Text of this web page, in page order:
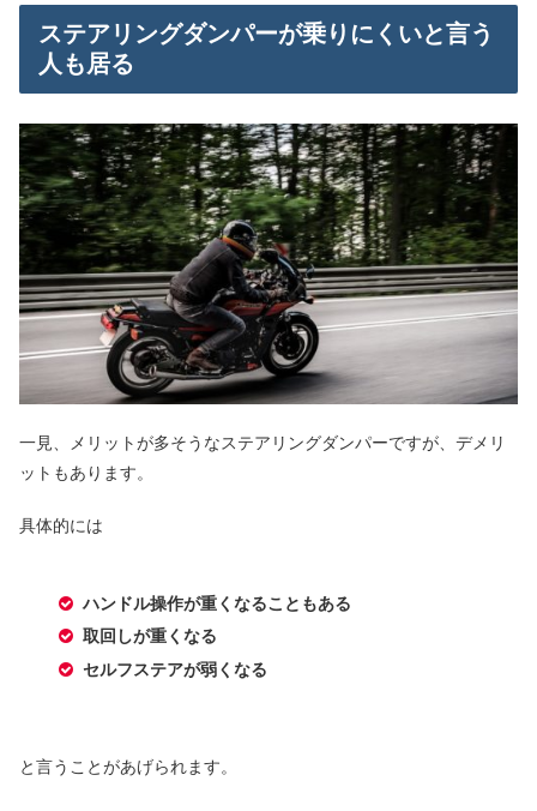
ステアリングダンパーが乗りにくいと言う
人も居る
一見、メリットが多そうなステアリングダンパーですが、デメリ
ットもあります。
具体的には
ハンドル操作が重くなることもある
取回しが重くなる
セルフステアが弱くなる
と言うことがあげられます。